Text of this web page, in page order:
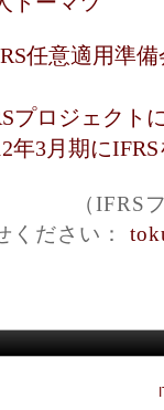
任意適用準
プロジェクト
年3月期に
（IFRS
ください：